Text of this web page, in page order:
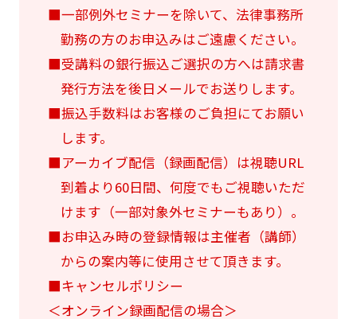
■一部例外セミナーを除いて、法律事務所
勤務の方のお申込みはご遠慮ください。
■受講料の銀行振込ご選択の方へは請求書
発行方法を後日メールでお送りします。
■振込手数料はお客様のご負担にてお願い
します。
■アーカイブ配信（録画配信）は視聴URL
到着より60日間、何度でもご視聴いただ
けます（一部対象外セミナーもあり）。
■お申込み時の登録情報は主催者（講師）
からの案内等に使用させて頂きます。
■キャンセルポリシー
＜オンライン録画配信の場合＞